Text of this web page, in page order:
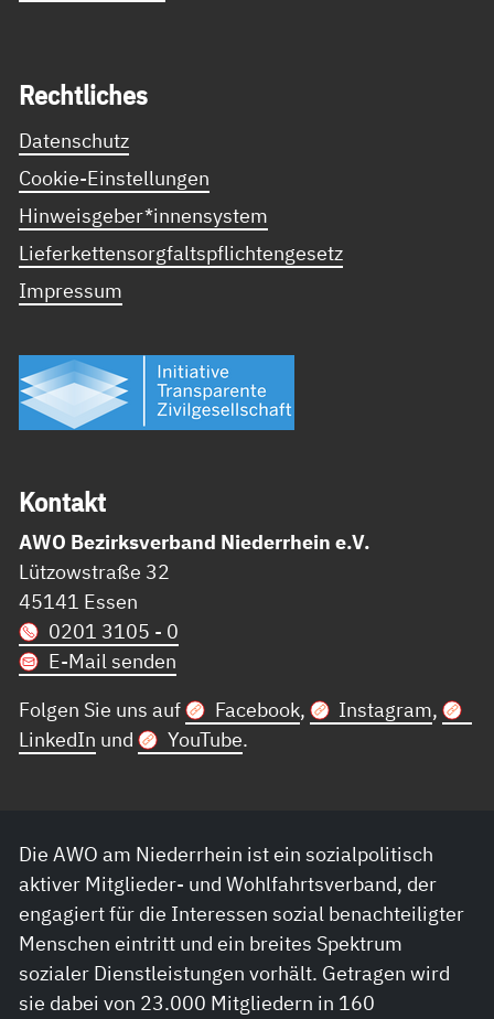
Recht­li­ches
Datenschutz
Cookie-Einstellungen
Hinweisgeber*innensystem
Lieferkettensorgfaltspflichtengesetz
Impressum
Kon­takt
AWO Bezirksverband Niederrhein e.V.
Lützowstraße 32
45141 Essen
0201 3105 - 0
E-Mail senden
Folgen Sie uns auf
Facebook, Instagram,
LinkedIn und YouTube.
Die AWO am Niederrhein ist ein sozialpolitisch
aktiver Mitglieder- und Wohlfahrtsverband, der
engagiert für die Interessen sozial benachteiligter
Menschen eintritt und ein breites Spektrum
sozialer Dienstleistungen vorhält. Getragen wird
sie dabei von 23.000 Mitgliedern in 160